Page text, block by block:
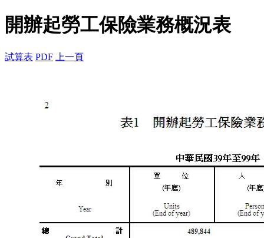
開辦起勞工保險業務概況表
試算表 PDF 上一頁